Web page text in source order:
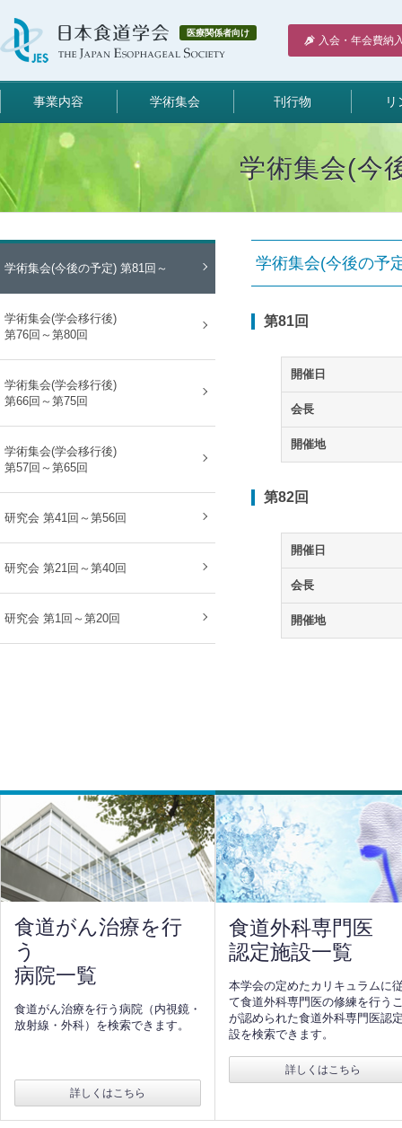
医療関係者向け
入会・年会費納
事業内容 学術集会 刊行物 リ
学術集会(今
学術集会(今後の予
第81回
開催日
会長
開催地
第82回
開催日
会長
開催地
学術集会(今後の予定) 第81回～
学術集会(学会移行後)
第76回～第80回
学術集会(学会移行後)
第66回～第75回
学術集会(学会移行後)
第57回～第65回
研究会 第41回～第56回
研究会 第21回～第40回
研究会 第1回～第20回
食道がん治療を行
う
病院一覧
食道がん治療を行う病院（内視鏡・
放射線・外科）を検索できます。
詳しくはこちら
食道外科専門医
認定施設一覧
本学会の定めたカリキュラムに
て食道外科専門医の修練を行う
が認められた食道外科専門医認
設を検索できます。
詳しくはこちら